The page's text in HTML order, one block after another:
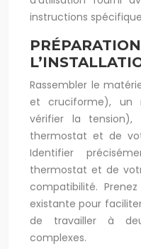
instructions
Rassembler le
et cruciforme), un
vérifier la tension),
thermostat et de
Identifier
thermostat et de
compatibilité.
existante pour
de travailler à
complexes.